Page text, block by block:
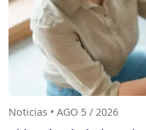
Noticias • AGO 5 / 2026